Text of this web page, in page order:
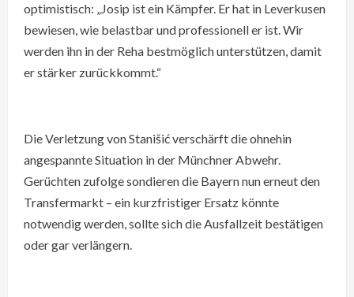
optimistisch: „Josip ist ein Kämpfer. Er hat in Leverkusen
bewiesen, wie belastbar und professionell er ist. Wir
werden ihn in der Reha bestmöglich unterstützen, damit
er stärker zurückkommt.“
Die Verletzung von Stanišić verschärft die ohnehin
angespannte Situation in der Münchner Abwehr.
Gerüchten zufolge sondieren die Bayern nun erneut den
Transfermarkt – ein kurzfristiger Ersatz könnte
notwendig werden, sollte sich die Ausfallzeit bestätigen
oder gar verlängern.